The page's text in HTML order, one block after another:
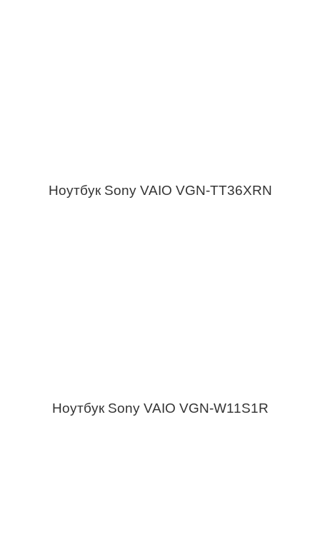
Ноутбук Sony VAIO VGN-TT36XRN
Ноутбук Sony VAIO VGN-W11S1R